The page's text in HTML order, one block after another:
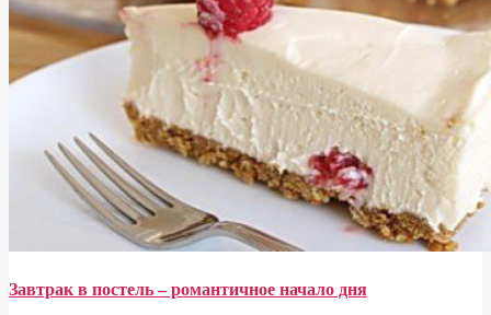
Завтрак в постель – романтичное начало дня